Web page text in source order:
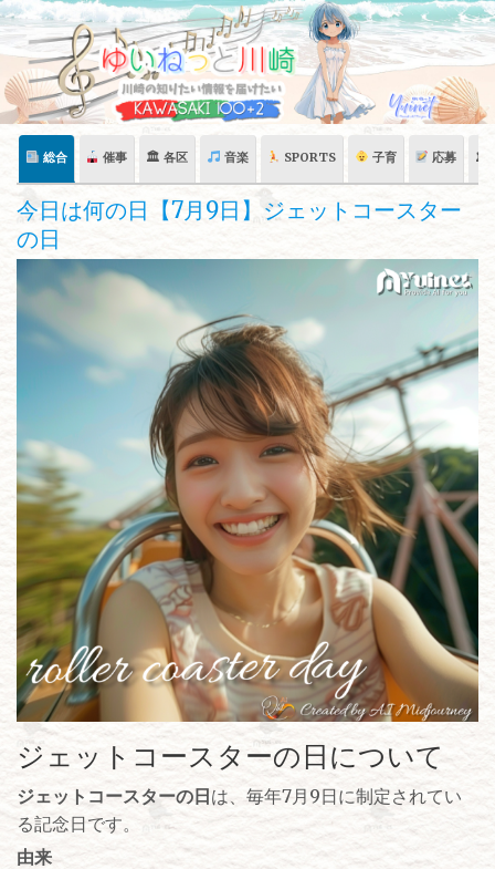
Skip
content
総合 催事 🏛 各区 音楽 SPORTS 子育 応募 🏛
今日は何の日【7月9日】ジェットコースター
の日
ジェットコースターの日について
ジェットコースターの日 は、毎年7月9日に制定されてい
る記念日です。
由来